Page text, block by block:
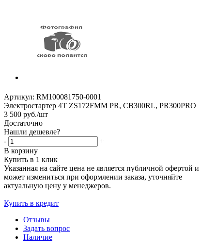
Артикул: RM100081750-0001
Электростартер 4Т ZS172FMM PR, CB300RL, PR300PRO
3 500 руб./шт
Достаточно
Нашли дешевле?
-
+
В корзину
Купить в 1 клик
Указанная на сайте цена не является публичной офертой и
может измениться при оформлении заказа, уточняйте
актуальную цену у менеджеров.
Купить в кредит
Отзывы
Задать вопрос
Наличие